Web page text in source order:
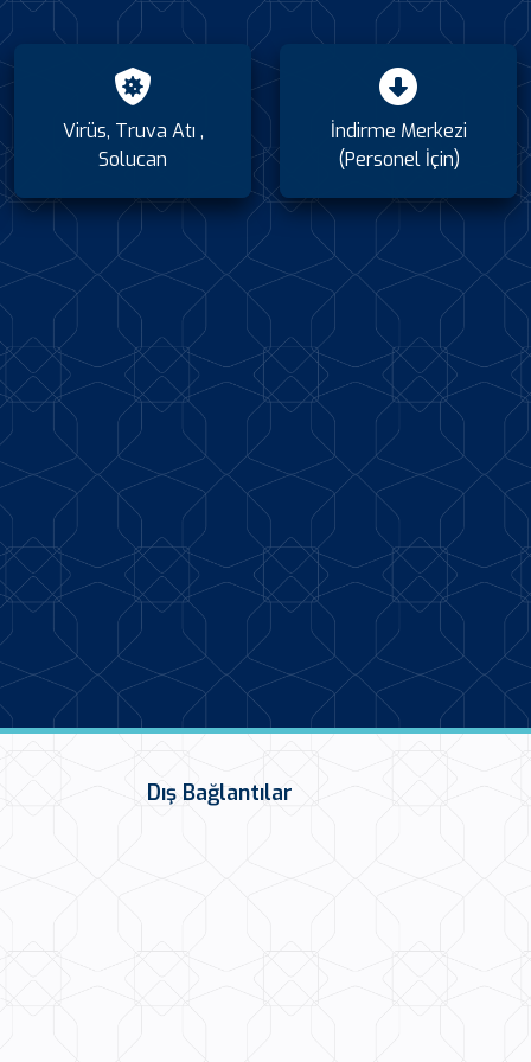
Virüs, Truva Atı ,
Solucan
İndirme Merkezi
(Personel İçin)
Dış Bağlantılar